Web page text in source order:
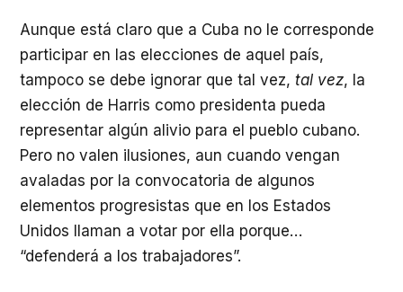
Aunque está claro que a Cuba no le corresponde
participar en las elecciones de aquel país,
tampoco se debe ignorar que tal vez, tal vez, la
elección de Harris como presidenta pueda
representar algún alivio para el pueblo cubano.
Pero no valen ilusiones, aun cuando vengan
avaladas por la convocatoria de algunos
elementos progresistas que en los Estados
Unidos llaman a votar por ella porque…
“defenderá a los trabajadores”.